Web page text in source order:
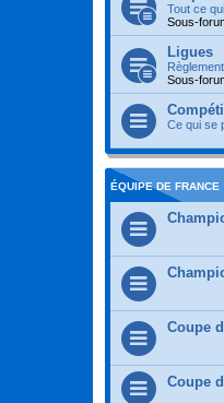
Tout ce
Sous-
Ligues
Sous-
Ce qui se
ÉQUIPE DE FRANCE
Coupe
Coupe